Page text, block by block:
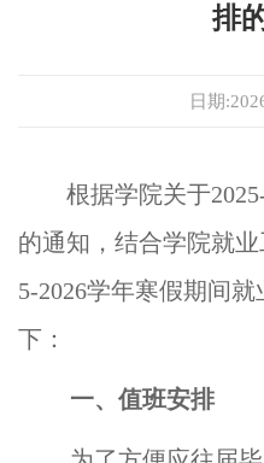
排
日期
根据学院关于2025
的通知，结合学院就
5-2026学年寒假期间就
下：
一、值班安排